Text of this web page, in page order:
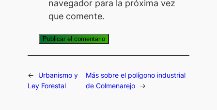
navegador para la próxima vez
que comente.
←
Urbanismo y
Ley Forestal
Más sobre el polígono industrial
de Colmenarejo →